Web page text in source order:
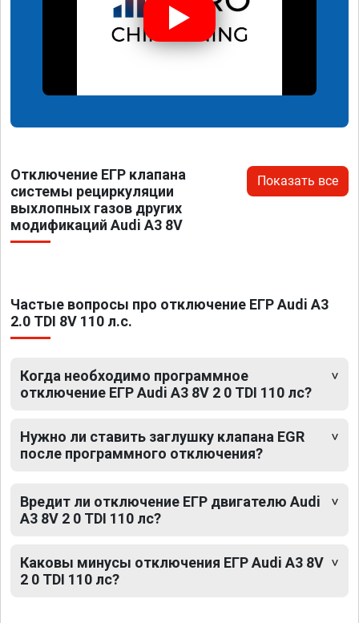
Отключение ЕГР клапана
системы рециркуляции
выхлопных газов других
модификаций Audi A3 8V
Показать все
Частые вопросы про отключение ЕГР Audi A3
2.0 TDI 8V 110 л.с.
Когда необходимо программное
отключение ЕГР Audi A3 8V 2 0 TDI 110 лс?
Нужно ли ставить заглушку клапана EGR
после программного отключения?
Вредит ли отключение ЕГР двигателю Audi
A3 8V 2 0 TDI 110 лс?
Каковы минусы отключения ЕГР Audi A3 8V
2 0 TDI 110 лс?